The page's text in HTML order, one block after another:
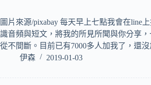
圖片來源/pixabay 每天早上七點我會在line
識音頻與短文，將我的所見所聞與你分享，
從不間斷。目前已有7000多人加我了，還
伊森
2019-01-03